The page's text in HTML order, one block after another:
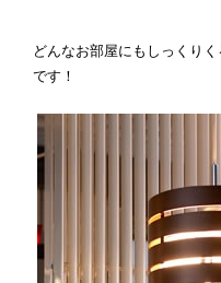
どんなお部屋にもしっくり
です！